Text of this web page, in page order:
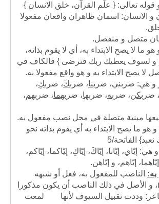
قوله تعالى: { علَّم القرآن، خلق الانسان }
و الانسان: اسمان ظاهران واقعان مفعولا
متصل و منفصل.
لا يصح الابتداء به، أي لا يقوم بذاته،
{ و لسوف يعطيك ربك فترضى } فالكاف في
يصح الابتداء به و هو واقع مفعولا به.
و هي: ضربني، ضربنا، ضربكَ، ضربكِ،
، ضربكن، ضربه، ضربها، ضربهما، ضربهم،
مبنية متصلة في محل نصب مفعول به.
يصح الابتداء به أي يقوم بذاته نحو
الفاتحة/5
إيّاي، إيّانا، إيّاكَ، إيّاكِ، إ‍يّاكما، إيّاكم،
إيّاهما، إيّاهم، و إيّاهن.
به: الناصب للمفعول به، فعل أو شبهه
الأصل في ذلك الناصب أن يكون مذكورا
وددت تقبيل السيوف لأنها لمعت